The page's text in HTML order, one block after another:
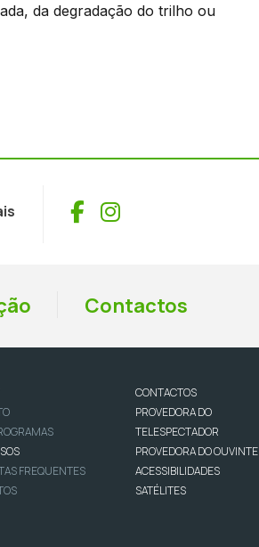
da degradação do trilho ou
Facebook
Instagram
Contactos
FREQUENTES
CONTACTOS
PROVEDORA DO
TELESPECTADOR
PROVEDORA DO OUVINTE
ACESSIBILIDADES
SATÉLITES